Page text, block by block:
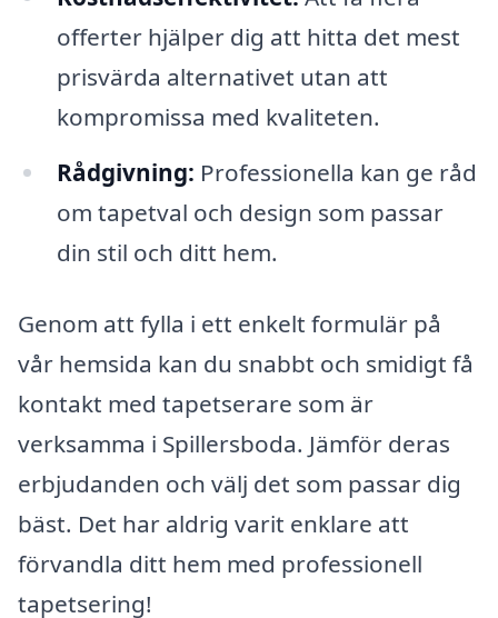
offerter hjälper dig att hitta det mest
prisvärda alternativet utan att
kompromissa med kvaliteten.
Rådgivning: Professionella kan ge råd
om tapetval och design som passar
din stil och ditt hem.
Genom att fylla i ett enkelt formulär på
vår hemsida kan du snabbt och smidigt få
kontakt med tapetserare som är
verksamma i Spillersboda. Jämför deras
erbjudanden och välj det som passar dig
bäst. Det har aldrig varit enklare att
förvandla ditt hem med professionell
tapetsering!